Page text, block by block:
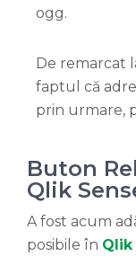
ogg.
De remarcat
faptul că
prin urmare,
Buton
Qlik
A fost acum
posibile în